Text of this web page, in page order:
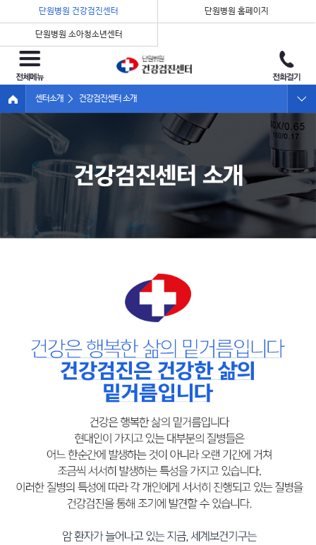
단원병원 건강검진센터 단원병원 홈페이지
단원병원 소아청소년센터
센터소개 건강검진센터 소개
인사말
둘러보기
오시는길